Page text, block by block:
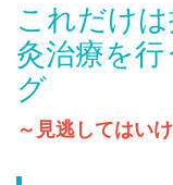
これだけ
灸治療を
グ
～見逃してはい